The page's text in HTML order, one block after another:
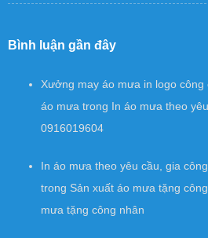
Bình luận gần đây
Xưởng may áo mưa in logo
áo mưa trong In áo mưa theo
0916019604
In áo mưa theo yêu cầu, gia
trong Sản xuất áo mưa tặng
mưa tặng công nhân